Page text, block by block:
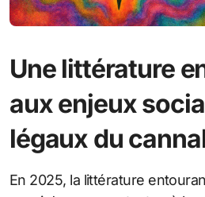
Une littérature
aux enjeux
légaux du
En 2025, la littérature